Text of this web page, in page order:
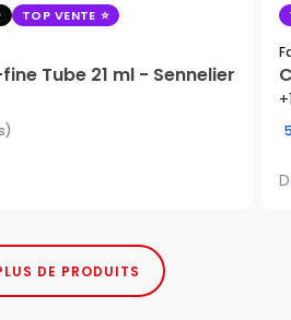
TOP VENTE
Tube 21 ml - Sennelier
DE PRODUITS